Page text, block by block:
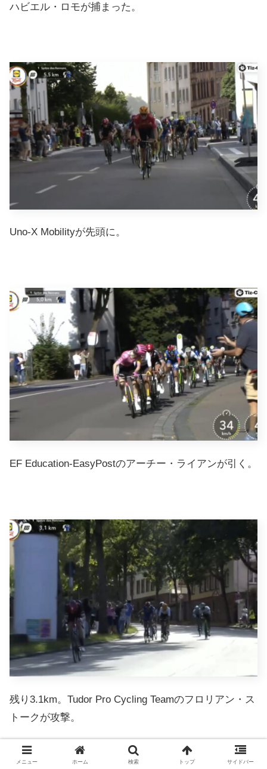
ハビエル・ロモが捕まった。
Uno-X Mobilityが先頭に。
EF Education-EasyPostのアーチー・ライアンが引く。
残り3.1km。Tudor Pro Cycling Teamのフロリアン・ス
トークが攻撃。
メニュー ホーム 検索 トップ サイドバー